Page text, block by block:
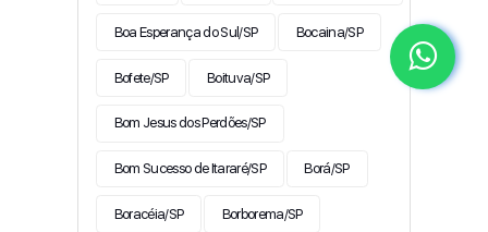
Boa Esperança do Sul/SP Bocaina/SP
Bofete/SP Boituva/SP
Bom Jesus dos Perdões/SP
Bom Sucesso de Itararé/SP Borá/SP
Boracéia/SP Borborema/SP